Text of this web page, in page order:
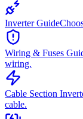
Inverter Guide
Wiring & Fuses
wiring.
Cable Section
cable.